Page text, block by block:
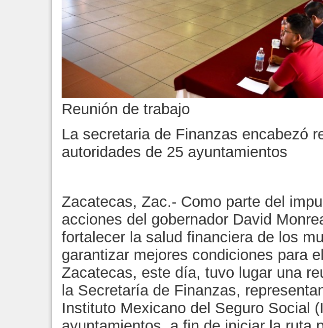
Reunión de trabajo
La secretaria de Finanzas encabezó
autoridades de 25 ayuntamientos
Zacatecas, Zac.- Como parte del
acciones del gobernador David
fortalecer la salud financiera de los
garantizar mejores condiciones para
Zacatecas, este día, tuvo lugar una
la Secretaría de Finanzas,
Instituto Mexicano del Seguro Social